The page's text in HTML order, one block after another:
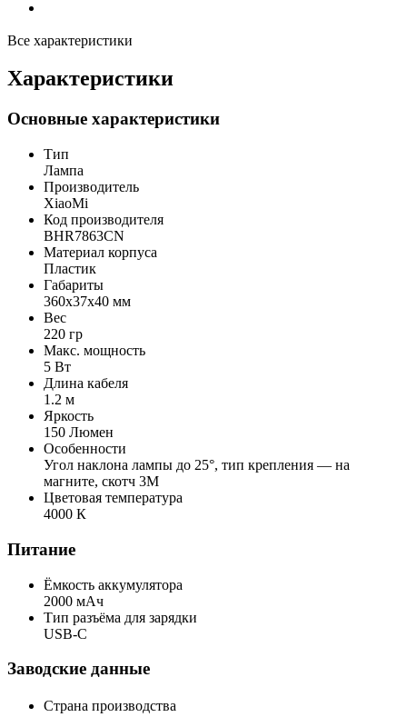
Все характеристики
Характеристики
Основные характеристики
Тип
Лампа
Производитель
XiaoMi
Код производителя
BHR7863CN
Материал корпуса
Пластик
Габариты
360x37x40 мм
Вес
220 гр
Макс. мощность
5 Вт
Длина кабеля
1.2 м
Яркость
150 Люмен
Особенности
Угол наклона лампы до 25°, тип крепления — на
магните, скотч 3M
Цветовая температура
4000 К
Питание
Ёмкость аккумулятора
2000 мАч
Тип разъёма для зарядки
USB-C
Заводские данные
Страна производства